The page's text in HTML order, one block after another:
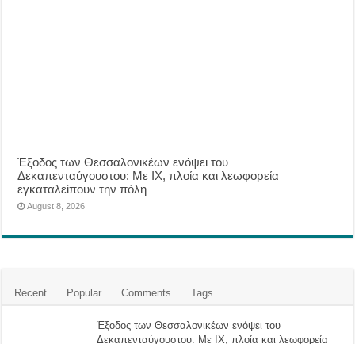
Έξοδος των Θεσσαλονικέων ενόψει του
Δεκαπενταύγουστου: Με ΙΧ, πλοία και λεωφορεία
εγκαταλείπουν την πόλη
August 8, 2026
Recent Popular Comments Tags
Έξοδος των Θεσσαλονικέων ενόψει του
Δεκαπενταύγουστου: Με ΙΧ, πλοία και λεωφορεία